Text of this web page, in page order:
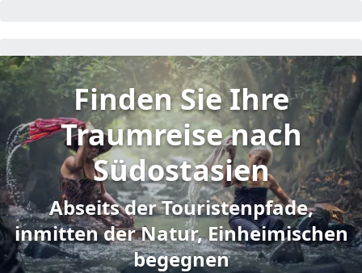
Finden Sie Ihre
Traumreise nach
Südostasien
Abseits der Touristenpfade,
inmitten der Natur, Einheimischen
begegnen